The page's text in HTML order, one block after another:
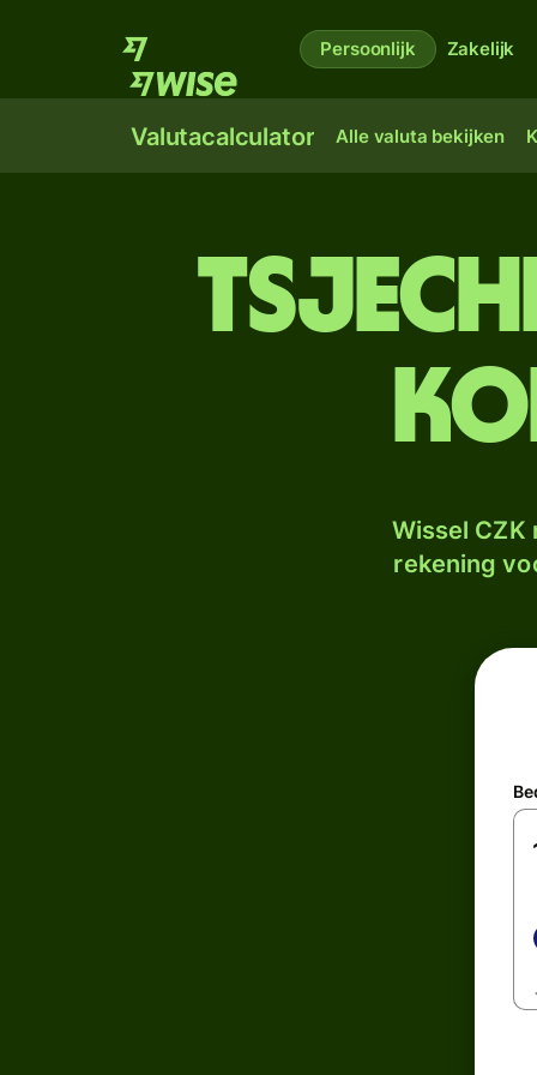
Persoonlijk Zakelijk
Valutacalculator Alle valuta bekijken
Wissel CZK
rekening